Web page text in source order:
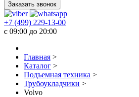
Заказать звонок
+7 (499) 229-13-00
c 09:00 до 20:00
Главная >
Каталог >
Подъемная техника >
Трубоукладчики >
Volvo